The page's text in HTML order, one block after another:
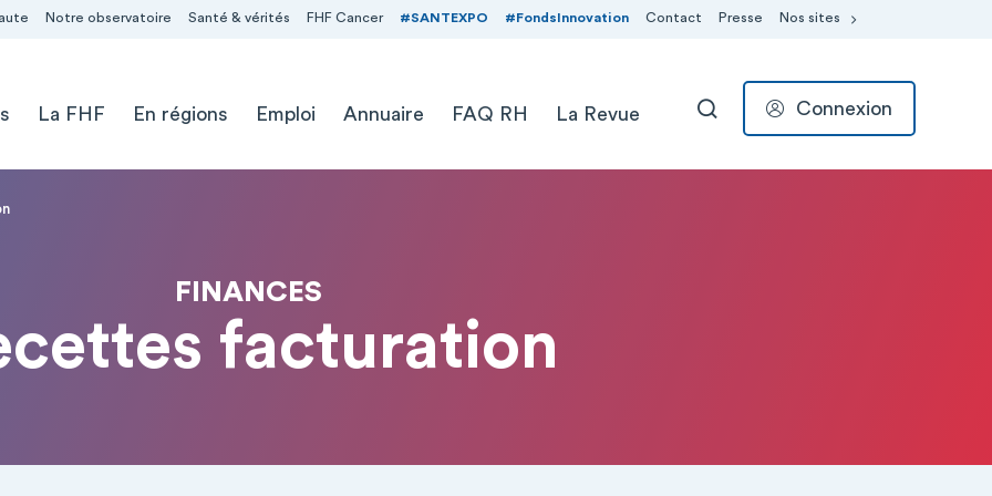
Notre observatoire Santé & vérités FHF Cancer #SANTEXPO #FondsInnovation Contact Presse Nos sites
La FHF En régions Emploi Annuaire FAQ RH La Revue RECHERCHER
Connexion
FINANCES
facturation